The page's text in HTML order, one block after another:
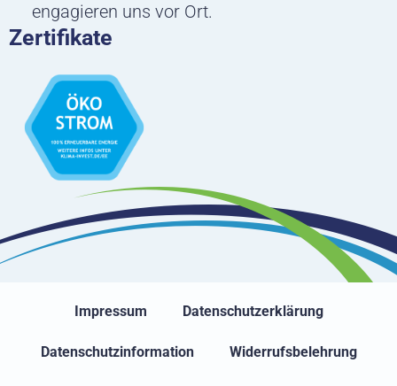
engagieren uns vor Ort.
Zertifikate
Impressum Datenschutzerklärung
Datenschutzinformation Widerrufsbelehrung